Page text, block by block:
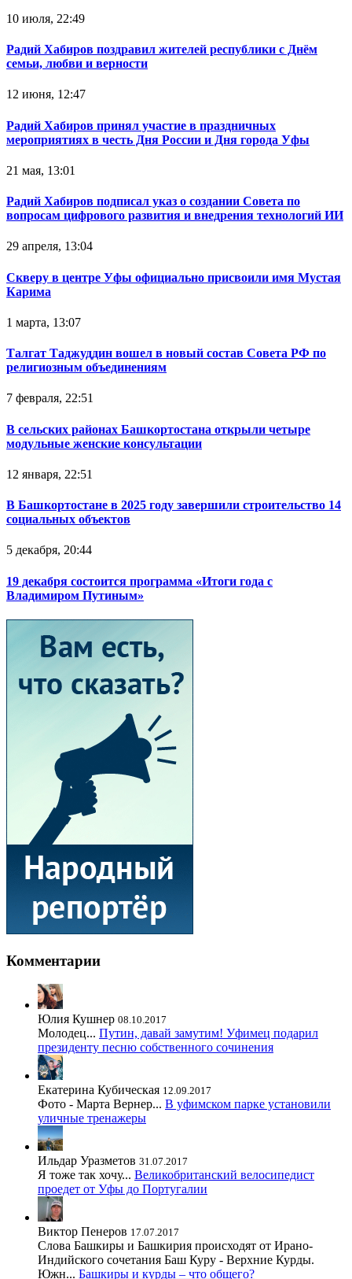
10 июля, 22:49
Радий Хабиров поздравил жителей республики с Днём
семьи, любви и верности
12 июня, 12:47
Радий Хабиров принял участие в праздничных
мероприятиях в честь Дня России и Дня города Уфы
21 мая, 13:01
Радий Хабиров подписал указ о создании Совета по
вопросам цифрового развития и внедрения технологий ИИ
29 апреля, 13:04
Скверу в центре Уфы официально присвоили имя Мустая
Карима
1 марта, 13:07
Талгат Таджуддин вошел в новый состав Совета РФ по
религиозным объединениям
7 февраля, 22:51
В сельских районах Башкортостана открыли четыре
модульные женские консультации
12 января, 22:51
В Башкортостане в 2025 году завершили строительство 14
социальных объектов
5 декабря, 20:44
19 декабря состоится программа «Итоги года с
Владимиром Путиным»
Комментарии
Юлия Кушнер 08.10.2017
Молодец... Путин, давай замутим! Уфимец подарил
президенту песню собственного сочинения
Екатерина Кубическая 12.09.2017
Фото - Марта Вернер... В уфимском парке установили
уличные тренажеры
Ильдар Уразметов 31.07.2017
Я тоже так хочу... Великобританский велосипедист
проедет от Уфы до Португалии
Виктор Пенеров 17.07.2017
Слова Башкиры и Башкирия происходят от Ирано-
Индийского сочетания Баш Куру - Верхние Курды.
Южн... Башкиры и курды – что общего?